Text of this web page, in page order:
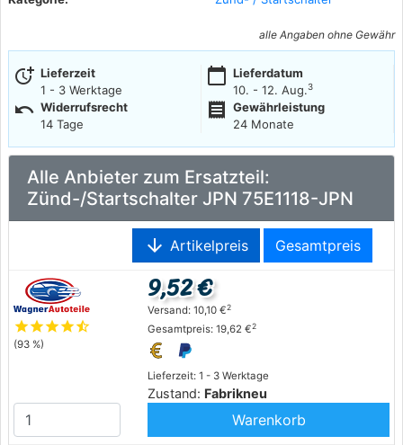
alle Angaben ohne Gewähr
more_time Lieferzeit
1 - 3 Werktage
calendar_today Lieferdatum
10. - 12. Aug.3
undo Widerrufsrecht
14 Tage
receipt
Gewährleistung
24 Monate
Alle Anbieter zum Ersatzteil:
Zünd-/Startschalter JPN 75E1118-JPN
arrow_downward Artikelpreis Gesamtpreis
starstarstarstarstar_half
(93 %)
Lieferzeit: 1 - 3 Werktage
Zustand: Fabrikneu
9,52 €
Versand: 10,10 €2
Gesamtpreis: 19,62 €2
Warenkorb